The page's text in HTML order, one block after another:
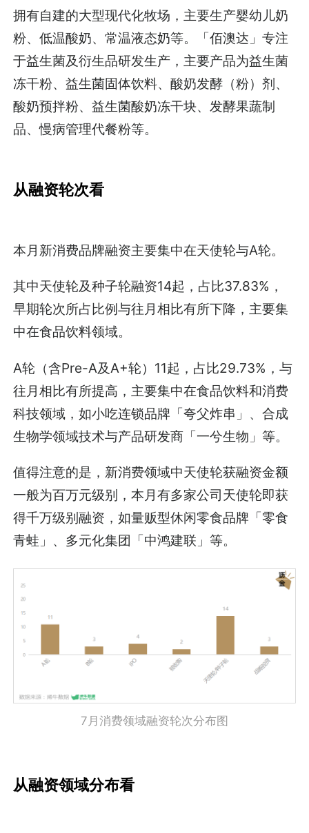
拥有自建的大型现代化牧场，主要生产婴幼儿奶
粉、低温酸奶、常温液态奶等。「佰澳达」专注
于益生菌及衍生品研发生产，主要产品为益生菌
冻干粉、益生菌固体饮料、酸奶发酵（粉）剂、
酸奶预拌粉、益生菌酸奶冻干块、发酵果蔬制
品、慢病管理代餐粉等。
从融资轮次看
本月新消费品牌融资主要集中在天使轮与A轮。
其中天使轮及种子轮融资14起，占比37.83%，
早期轮次所占比例与往月相比有所下降，主要集
中在食品饮料领域。
A轮（含Pre-A及A+轮）11起，占比29.73%，与
往月相比有所提高，主要集中在食品饮料和消费
科技领域，如小吃连锁品牌「夸父炸串」、合成
生物学领域技术与产品研发商「一兮生物」等。
值得注意的是，新消费领域中天使轮获融资金额
一般为百万元级别，本月有多家公司天使轮即获
得千万级别融资，如量贩型休闲零食品牌「零食
青蛙」、多元化集团「中鸿建联」等。
7月消费领域融资轮次分布图
从融资领域分布看